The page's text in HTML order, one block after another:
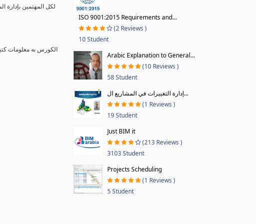
لكل المهتمين بإدارة
الكورس به معلومات
ISO 9001:2015 Requirements and...
(2 Reviews )
10 Student
Arabic Explanation to General...
(10 Reviews )
58 Student
إدارة التغييرات في المشاريع ال...
(1 Reviews )
19 Student
Just BIM it
(213 Reviews )
3103 Student
Projects Scheduling
(1 Reviews )
5 Student